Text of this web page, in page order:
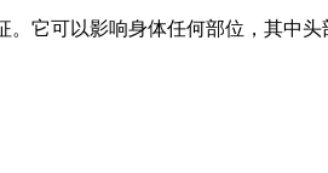
。它可以影响身体任何部位，其中头